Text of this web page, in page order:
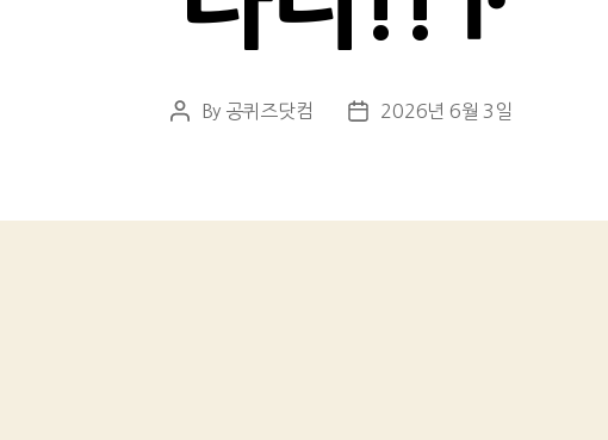
Post
By 공퀴즈닷컴
Post2026년 6월 3일